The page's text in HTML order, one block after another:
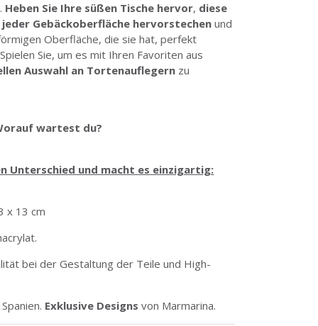
. Heben Sie Ihre süßen Tische hervor, diese
Gebäckoberfläche hervorstechen und
Oberfläche, die sie hat, perfekt
Sie, um es mit Ihren Favoriten aus
Auswahl an Tortenauflegern zu
wartest du?
Unterschied und macht es einzigartig:
x 13 cm
bei der Gestaltung der Teile und High-
Exklusive Designs von Marmarina.